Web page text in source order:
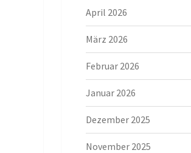
April 2026
März 2026
Februar 2026
Januar 2026
Dezember 2025
November 2025